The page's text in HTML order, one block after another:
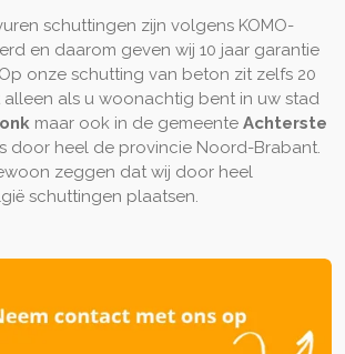
schuttingen zijn volgens KOMO-
en daarom geven wij 10 jaar garantie
onze schutting van beton zit zelfs 20
alleen als u woonachtig bent in uw stad
maar ook in de gemeente Achterste
door heel de provincie Noord-Brabant.
zeggen dat wij door heel
schuttingen plaatsen.